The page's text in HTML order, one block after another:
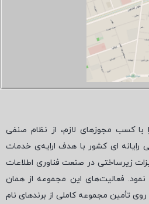
با کسب مجوزهای لازم، از نظام صنفی
رایانه ای کشور با هدف ارایه‌ی خدمات
زیرساختی در صنعت فناوری اطلاعات
نمود. فعالیت‌های این مجموعه از همان
تأمین مجموعه کاملی از برندهای نام